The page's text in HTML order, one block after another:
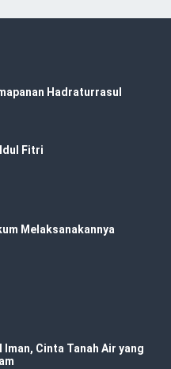
Hadraturrasul
Fitri
Melaksanakannya
Iman, Cinta Tanah Air yang